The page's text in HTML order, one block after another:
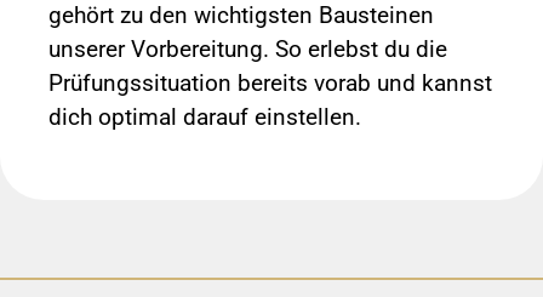
gehört zu den wichtigsten Bausteinen
unserer Vorbereitung. So erlebst du die
Prüfungssituation bereits vorab und kannst
dich optimal darauf einstellen.